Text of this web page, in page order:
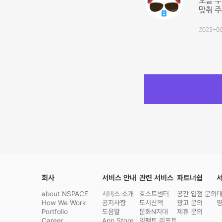
맞춰
2023-
회사
about NSPACE
How We Work
Portfolio
서비스 안내
서비스 소개
공지사항
도움말
관련 서비스
호스트센터
도시산책
문화N지대
파트너쉽
공간 입점 문의
광고 문의
제휴 문의